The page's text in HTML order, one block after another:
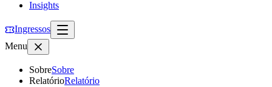
Insights
Ingressos
Menu
SobreSobre
RelatórioRelatório